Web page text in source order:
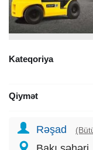
Kateqoriya
Qiymət
Rəşad